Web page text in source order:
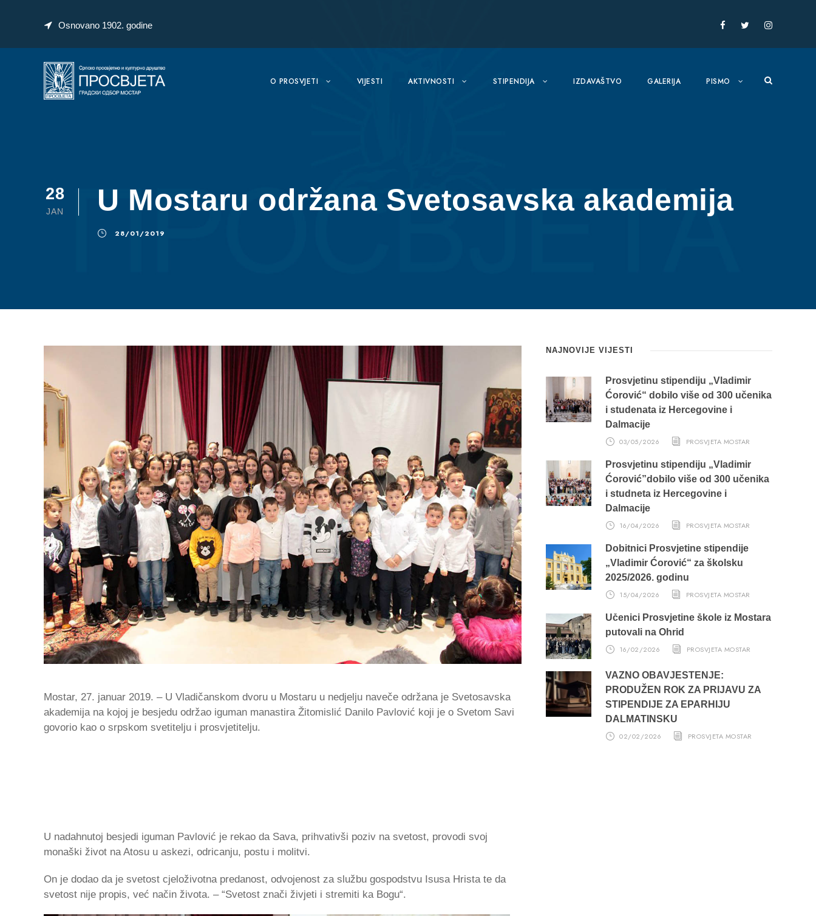
Osnovano 1902. godine
O PROSVJETI VIJESTI AKTIVNOSTI STIPENDIJA IZDAVAŠTVO GALERIJA PISMO
28
JAN U Mostaru održana Svetosavska akademija
28/01/2019
Mostar, 27. januar 2019. – U Vladičanskom dvoru u Mostaru u nedjelju naveče održana je Svetosavska
akademija na kojoj je besjedu održao iguman manastira Žitomislić Danilo Pavlović koji je o Svetom Savi
govorio kao o srpskom svetitelju i prosvjetitelju.
U nadahnutoj besjedi iguman Pavlović je rekao da Sava, prihvativši poziv na svetost, provodi svoj
monaški život na Atosu u askezi, odricanju, postu i molitvi.
On je dodao da je svetost cjeloživotna predanost, odvojenost za službu gospodstvu Isusa Hrista te da
svetost nije propis, već način života. – “Svetost znači živjeti i stremiti ka Bogu“.
NAJNOVIJE VIJESTI
Prosvjetinu stipendiju „Vladimir
Ćorović“ dobilo više od 300 učenika
i studenata iz Hercegovine i
Dalmacije
03/05/2026 PROSVJETA MOSTAR
Prosvjetinu stipendiju „Vladimir
Ćorović”dobilo više od 300 učenika
i studneta iz Hercegovine i
Dalmacije
16/04/2026 PROSVJETA MOSTAR
Dobitnici Prosvjetine stipendije
„Vladimir Ćorović“ za školsku
2025/2026. godinu
15/04/2026 PROSVJETA MOSTAR
Učenici Prosvjetine škole iz Mostara
putovali na Ohrid
16/02/2026 PROSVJETA MOSTAR
VAŽNO OBAVJEŠTENJE:
PRODUŽEN ROK ZA PRIJAVU ZA
STIPENDIJE ZA EPARHIJU
DALMATINSKU
02/02/2026 PROSVJETA MOSTAR